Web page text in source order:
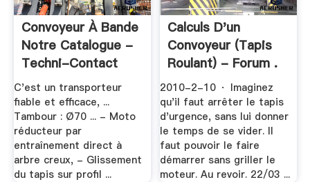
Convoyeur À Bande
Notre Catalogue -
Techni-Contact
C'est un transporteur
fiable et efficace, ...
Tambour : Ø70 ... - Moto
réducteur par
entraînement direct à
arbre creux, - Glissement
du tapis sur profil ...
Calculs D'un
Convoyeur (tapis
Roulant) - Forum .
2010-2-10 · Imaginez
qu'il faut arrêter le tapis
d'urgence, sans lui donner
le temps de se vider. Il
faut pouvoir le faire
démarrer sans griller le
moteur. Au revoir. 22/03 ...